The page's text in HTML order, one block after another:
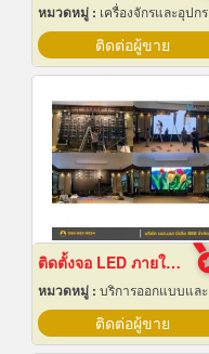
หมวดหมู่ : เครื่องจักรและอุปกรณ์ผลิตน้ำแข็ง
ติดต่อผู้ขาย
ติดตั้งจอ LED ภายในห้องจัดเลี้ยงโรงแรม
หมวดหมู่ : บริการออกแบบและจัดทำป้ายโฆษณา 24 ชม.
ติดต่อผู้ขาย